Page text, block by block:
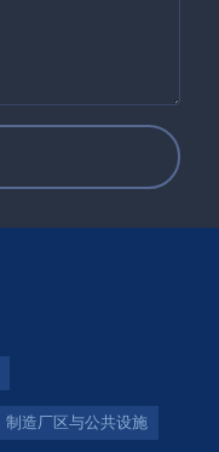
制造厂区与公共设施